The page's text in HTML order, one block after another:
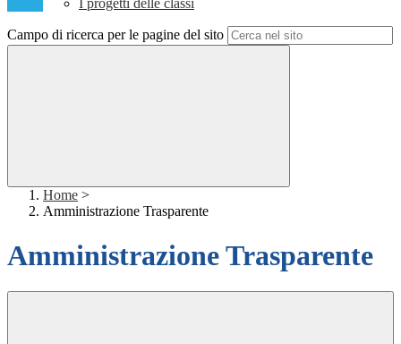
I progetti delle classi
Campo di ricerca per le pagine del sito
Home >
Amministrazione Trasparente
Amministrazione Trasparente